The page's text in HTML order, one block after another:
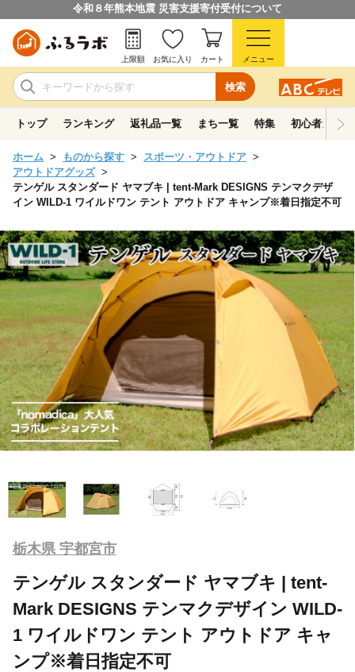
令和８年熊本地震 災害支援寄付受付について
検索
上限額 お気に入り カート メニュー
トップ ランキング 返礼品一覧 まち一覧 特集 初心者ガイド
ホーム ものから探す
スポーツ・アウトドア
アウトドアグッズ
テンゲル スタンダード ヤマブキ | tent-Mark DESIGNS テンマクデザ
イン WILD-1 ワイルドワン テント アウトドア キャンプ※着日指定不可
栃木県 宇都宮市
テンゲル スタンダード ヤマブキ | tent-
Mark DESIGNS テンマクデザイン WILD-
1 ワイルドワン テント アウトドア キャ
ンプ※着日指定不可